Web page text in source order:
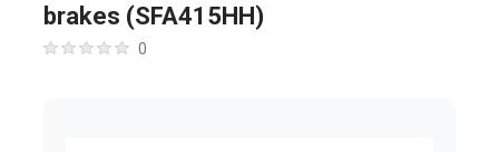
brakes (SFA415HH)
0